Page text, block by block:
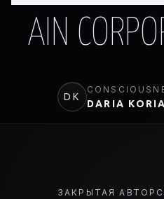
AIN
DK
DARIA
ЗАКРЫТАЯ